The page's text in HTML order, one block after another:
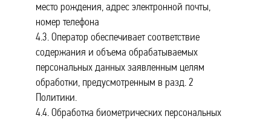
место рождения, адрес электронной почты,
номер телефона
4.3. Оператор обеспечивает соответствие
содержания и объема обрабатываемых
персональных данных заявленным целям
обработки, предусмотренным в разд. 2
Политики.
4.4. Обработка биометрических персональных